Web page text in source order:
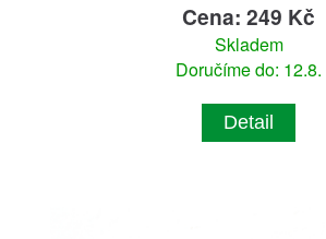
Cena: 249 Kč
Skladem
Doručíme do: 12.8.
Detail